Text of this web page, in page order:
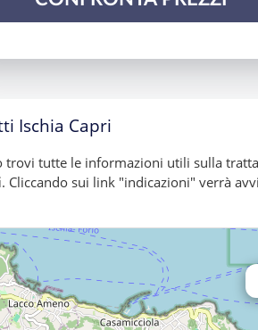
Ischia Capri
trovi tutte le informazioni utili sulla
. Cliccando sui link "indicazioni" verrà